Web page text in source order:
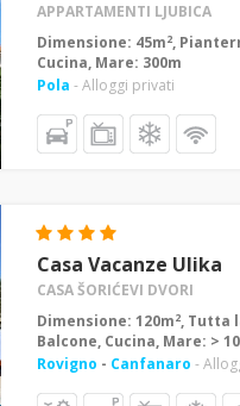
APPARTAMENTI LJUBICA
Dimensione: 45m2,
Cucina, Mare: 300m
Pola - Alloggi privati
Casa Vacanze Ulika
CASA ŠORIĆEVI DVORI
Dimensione: 120m2, Tutta
Balcone, Cucina, Mare: >
Rovigno - Canfanaro -